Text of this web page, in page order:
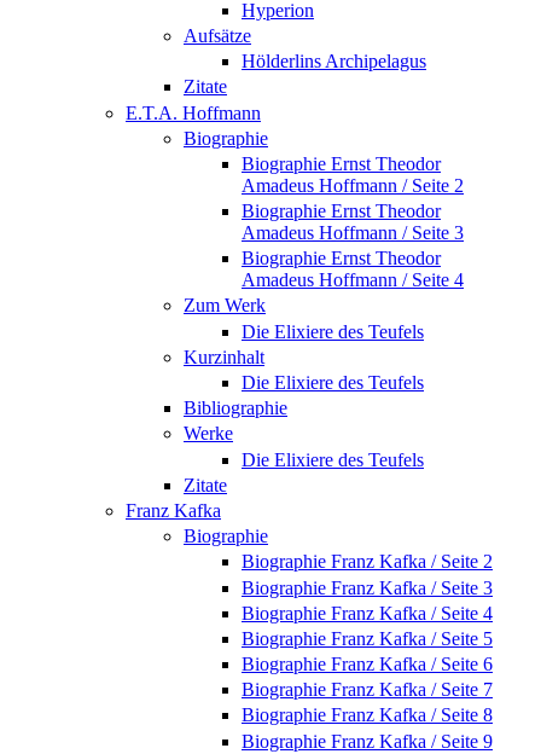
Hyperion
Aufsätze
Hölderlins Archipelagus
Zitate
E.T.A. Hoffmann
Biographie
Biographie Ernst Theodor
Amadeus Hoffmann / Seite 2
Biographie Ernst Theodor
Amadeus Hoffmann / Seite 3
Biographie Ernst Theodor
Amadeus Hoffmann / Seite 4
Zum Werk
Die Elixiere des Teufels
Kurzinhalt
Die Elixiere des Teufels
Bibliographie
Werke
Die Elixiere des Teufels
Zitate
Franz Kafka
Biographie
Biographie Franz Kafka / Seite 2
Biographie Franz Kafka / Seite 3
Biographie Franz Kafka / Seite 4
Biographie Franz Kafka / Seite 5
Biographie Franz Kafka / Seite 6
Biographie Franz Kafka / Seite 7
Biographie Franz Kafka / Seite 8
Biographie Franz Kafka / Seite 9